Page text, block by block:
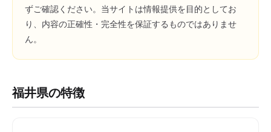
ずご確認ください。当サイトは情報提供を目的としてお
り、内容の正確性・完全性を保証するものではありませ
ん。
福井県の特徴